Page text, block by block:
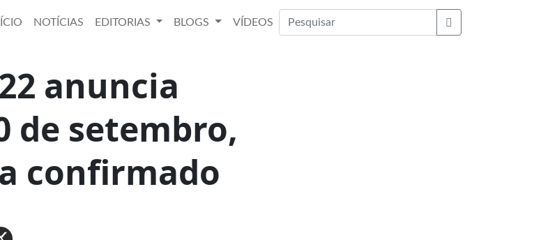
NOTÍCIAS EDITORIAS BLOGS
VÍDEOS
Buscar
anuncia
de setembro,
confirmado